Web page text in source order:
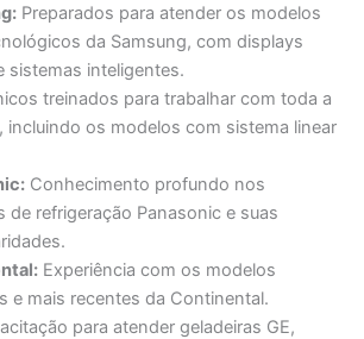
Preparados para atender os modelos
da Samsung, com displays
sistemas inteligentes.
treinados para trabalhar com toda a
incluindo os modelos com sistema linear
Conhecimento profundo nos
de refrigeração Panasonic e suas
Experiência com os modelos
e mais recentes da Continental.
para atender geladeiras GE,